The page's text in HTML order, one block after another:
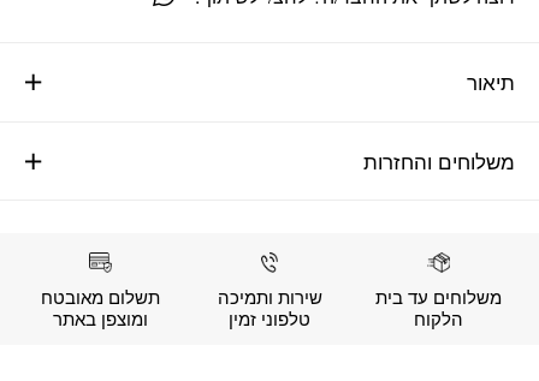
תיאור
משלוחים והחזרות
משלוחים עד בית
הלקוח
שירות ותמיכה
טלפוני זמין
תשלום מאובטח
ומוצפן באתר